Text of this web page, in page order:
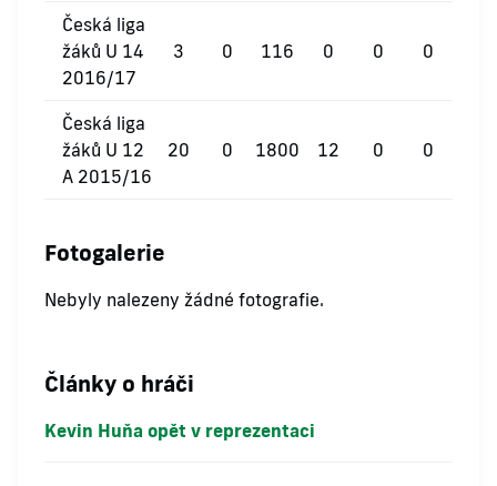
Česká liga
žáků U 14
2016/17
3 0 116 0 0 0
Česká liga
žáků U 12
A 2015/16
20 0 1800 12 0 0
Fotogalerie
Nebyly nalezeny žádné fotografie.
Články o hráči
Kevin Huňa opět v reprezentaci